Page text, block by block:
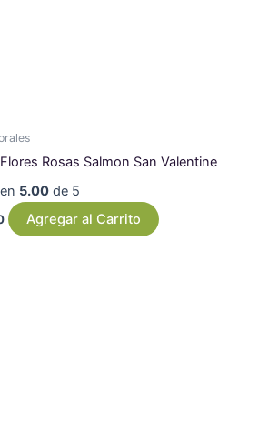
Rosas Salmon San Valentine
5.00de 5
Agregar al Carrito